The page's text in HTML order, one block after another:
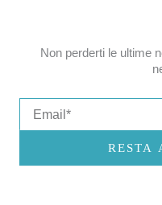
Non perderti le ultime
RESTA